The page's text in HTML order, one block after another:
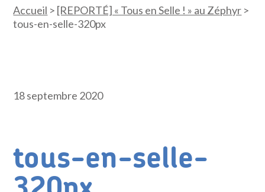
Accueil > [REPORTÉ] « Tous en Selle ! » au Zéphyr >
tous-en-selle-320px
18 septembre 2020
tous-en-selle-